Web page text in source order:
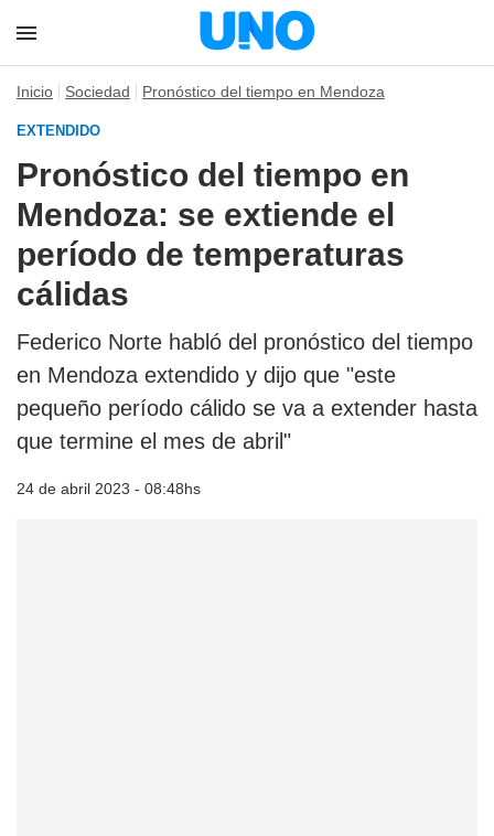
Inicio Sociedad Pronóstico del tiempo en Mendoza
EXTENDIDO
Pronóstico del tiempo en
Mendoza: se extiende el
período de temperaturas
cálidas
Federico Norte habló del pronóstico del tiempo
en Mendoza extendido y dijo que "este
pequeño período cálido se va a extender hasta
que termine el mes de abril"
24 de abril 2023 - 08:48hs